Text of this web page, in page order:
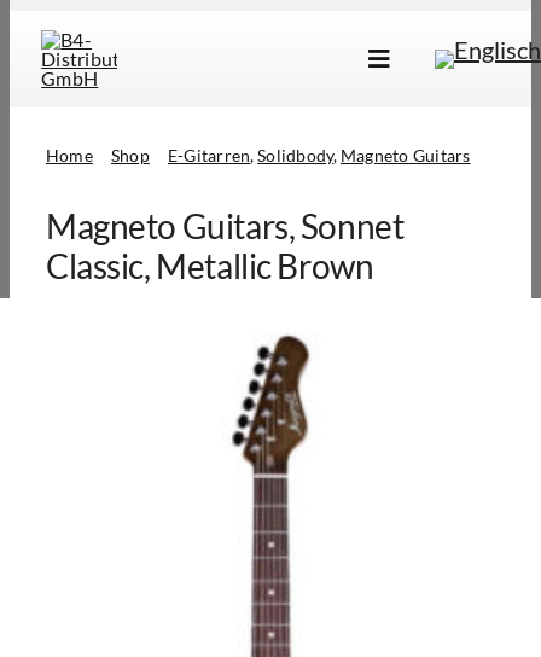
content
Toggle
Händlersuche
Über Uns
Home Shop E-Gitarren Solidbody Magneto Guitars
Magneto Guitars, Sonnet
Classic, Metallic Brown